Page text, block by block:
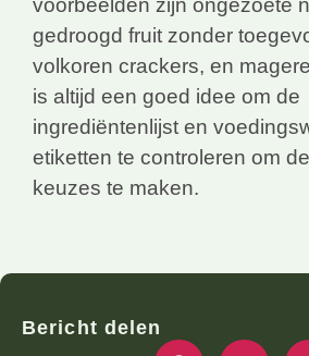
Bericht delen
voorbeelden zijn ongezoete
gedroogd fruit zonder
volkoren crackers, en
is altijd een goed idee om de
ingrediëntenlijst en
etiketten te controleren om
keuzes te maken.